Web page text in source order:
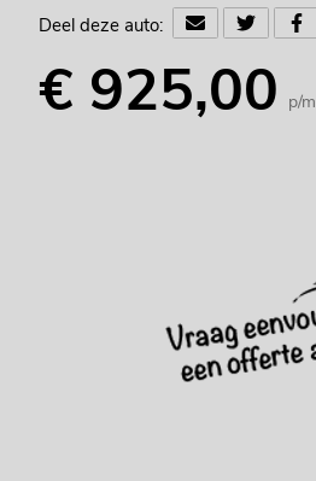
Deel deze auto:
€ 925,00 p/m